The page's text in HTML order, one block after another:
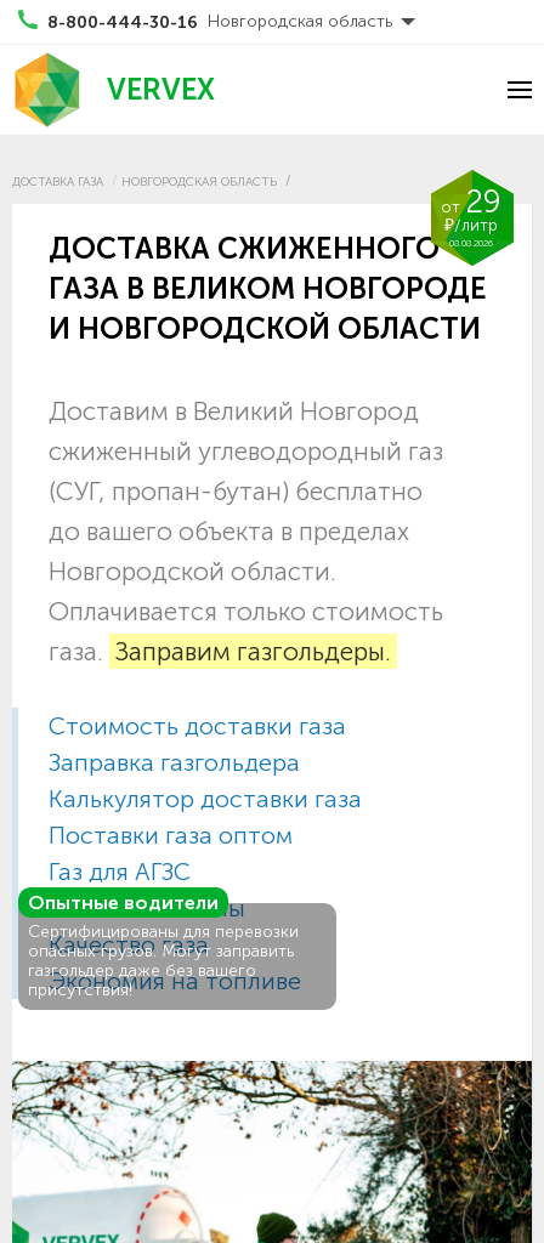
8-800-444-30-16 Новгородская область
VERVEX
ДОСТАВКА ГАЗА НОВГОРОДСКАЯ ОБЛАСТЬ
от29
₽/литр
08.08.2026
ДОСТАВКА СЖИЖЕННОГО
ГАЗА В ВЕЛИКОМ НОВГОРОДЕ
И НОВГОРОДСКОЙ ОБЛАСТИ
Доставим в Великий Новгород
сжиженный углеводородный газ
(СУГ, пропан-бутан) бесплатно
до вашего объекта в пределах
Новгородской области.
Оплачивается только стоимость
газа. Заправим газгольдеры.
Стоимость доставки газа
Заправка газгольдера
Калькулятор доставки газа
Поставки газа оптом
Газ для АГЗС
Газовые баллоны
Качество газа
Экономия на топливе
Опытные водители
Сертифицированы для перевозки
опасных грузов. Могут заправить
газгольдер даже без вашего
присутствия!